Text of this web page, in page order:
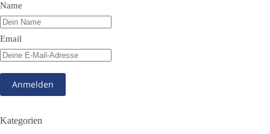
Beitrag der AG Strategische Impulse
Kann die Natur Träger eigener Grundrechte sein? Oder würde
eine solche Entwicklung das Fundament unseres
beschäftigte sich die Teilnehmer des Politischen
Frühschoppens der AG Strategische Impulse am 19. Juli 2026.
derzeit in Teilen der Umweltbewegung diskutierten
Name
Email
Kategorien